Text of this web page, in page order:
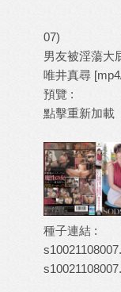
07)
男友被淫蕩大
唯井真尋
預覽 :
點擊重新加載
種子連結 :